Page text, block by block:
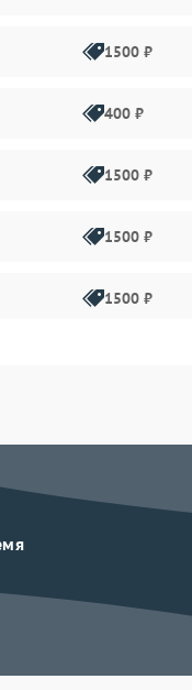
1500 ₽
400 ₽
1500 ₽
1500 ₽
1500 ₽